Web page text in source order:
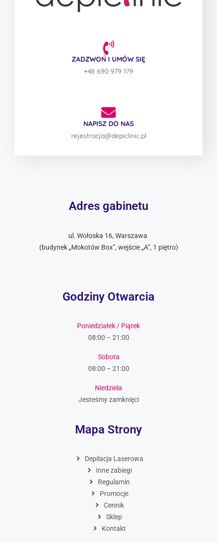
ZADZWOŃ I UMÓW SIĘ
+48 690 979 179
NAPISZ DO NAS
rejestracja@depiclinic.pl
Adres gabinetu
ul. Wołoska 16, Warszawa
(budynek „Mokotów Box”, wejście „A”, 1 piętro)
Godziny Otwarcia
Poniedziałek / Piątek
08:00 – 21:00
Sobota
08:00 – 21:00
Niedziela
Jesteśmy zamknięci
Mapa Strony
Depilacja Laserowa
Inne zabiegi
Regulamin
Promocje
Cennik
Sklep
Kontakt